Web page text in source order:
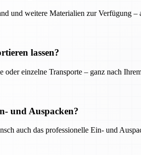
und weitere Materialien zur Verfügung
lassen?
einzelne Transporte – ganz nach
und Auspacken?
auch das professionelle Ein- und